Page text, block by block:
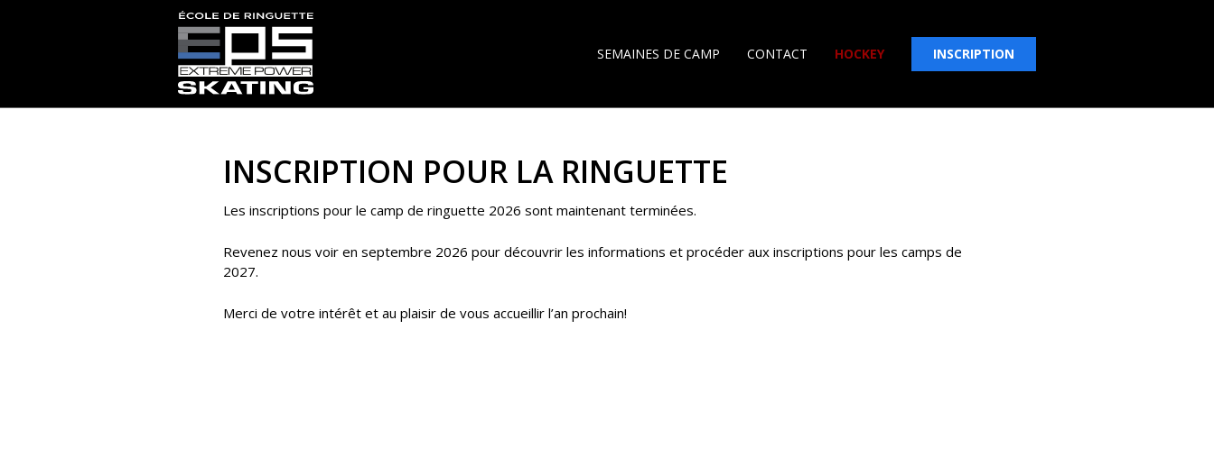
SEMAINES DE CAMP CONTACT HOCKEY INSCRIPTION
INSCRIPTION POUR LA RINGUETTE
Les inscriptions pour le camp de ringuette 2026 sont maintenant terminées.
Revenez nous voir en septembre 2026 pour découvrir les informations et procéder aux inscriptions pour les camps de
2027.
Merci de votre intérêt et au plaisir de vous accueillir l’an prochain!